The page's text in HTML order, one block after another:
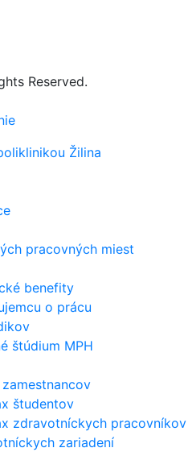
Reserved.
Žilina
pracovných miest
benefity
o prácu
štúdium MPH
študentov
zdravotníckych pracovníkov
zariadení